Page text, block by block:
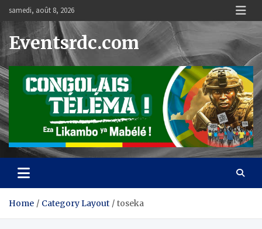
content
samedi, août 8, 2026
Eventsrdc.com
Home Category Layout toseka